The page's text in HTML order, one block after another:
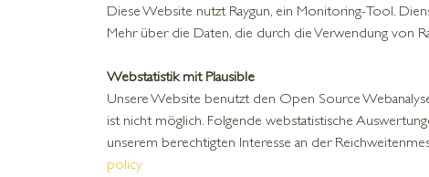
Diese Website nutzt Raygun, ein Monitoring-Tool.
Mehr über die Daten, die durch die Verwendung von
Webstatistik mit Plausible
Unsere Website benutzt den Open Source
ist nicht möglich. Folgende webstatistische
unserem berechtigten Interesse an der
policy